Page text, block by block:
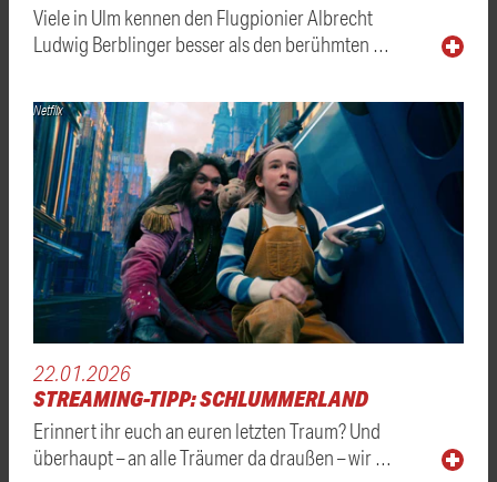
Viele in Ulm kennen den Flugpionier Albrecht
Ludwig Berblinger besser als den berühmten …
Netflix
22.01.2026
STREAMING-TIPP: SCHLUMMERLAND
Erinnert ihr euch an euren letzten Traum? Und
überhaupt – an alle Träumer da draußen – wir …